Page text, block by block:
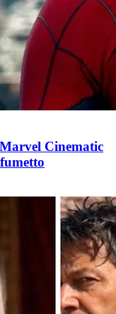
Cinematic